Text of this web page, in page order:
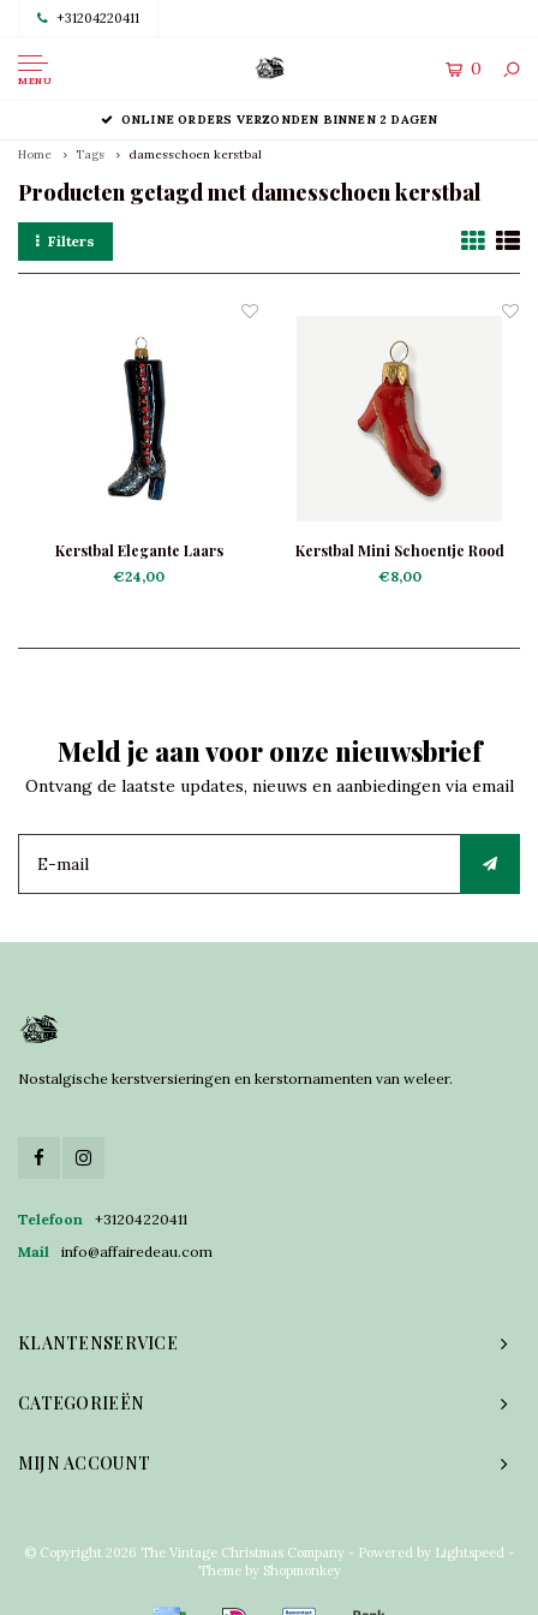
+31204220411
MENU
0
ONLINE ORDERS VERZONDEN BINNEN 2 DAGEN
Home Tags damesschoen kerstbal
Producten getagd met damesschoen kerstbal
Filters
Kerstbal Elegante Laars
€24,00
Kerstbal Mini Schoentje Rood
€8,00
Meld je aan voor onze nieuwsbrief
Ontvang de laatste updates, nieuws en aanbiedingen via email
Nostalgische kerstversieringen en kerstornamenten van weleer.
Telefoon
+31204220411
Mail
info@affairedeau.com
KLANTENSERVICE
CATEGORIEËN
MIJN ACCOUNT
© Copyright 2026 The Vintage Christmas Company - Powered by Lightspeed -
Theme by Shopmonkey